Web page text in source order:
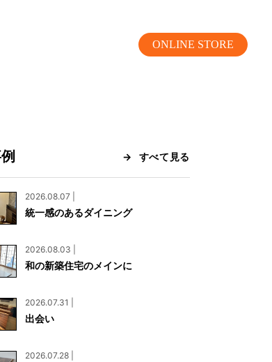
ONLINE STORE
よくあるご質問
お問い合わせ
資料請求
工務店様・設計会社様向けお問い合わせ
すべて見る
2026.08.07 |
統一感のあるダイニング
2026.08.03 |
和の新築住宅のメインに
2026.07.31 |
出会い
2026.07.28 |